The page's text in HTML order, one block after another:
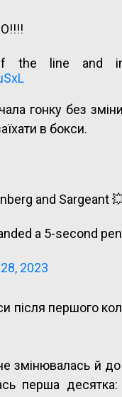
the line and
2023
гонку без
в бокси.
and Sargeant
a 5-second
2023
після першого
змінювалась й
перша десятка: